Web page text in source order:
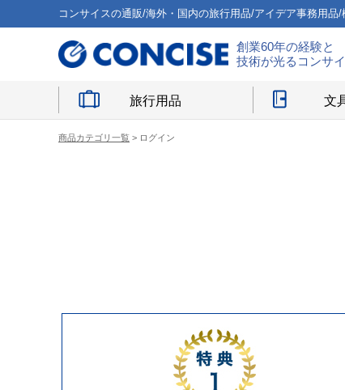
コンサイスの通販/海外・国内の旅行用品/アイデア事務用
創業60年の経験と
技術が光るコンサ
旅行用品 文
商品カテゴリ一覧 > ログイン